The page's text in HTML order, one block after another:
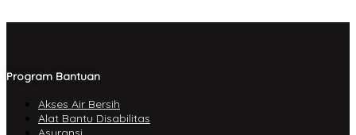
Program Bantuan
Akses Air Bersih
Alat Bantu Disabilitas